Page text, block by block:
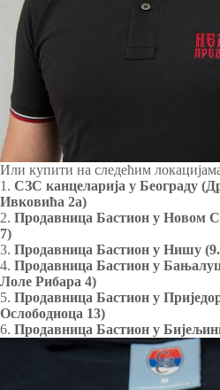
Или купити на следећим
1. СЗС канцеларија у Београду
Ивковића 2а)
2. Продавница Бастион у Новом
7)
3. Продавница Бастион у Нишу
4. Продавница Бастион у
Лоле Рибара 4)
5. Продавница Бастион у
Ослободиоца 13)
6. Продавница Бастион у